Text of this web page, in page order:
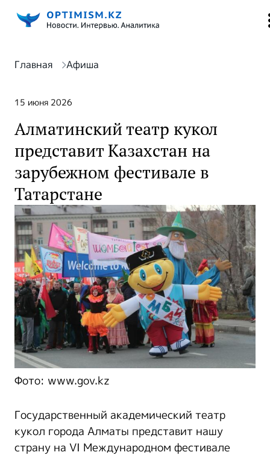
Главная Афиша
15 июня 2026
Алматинский театр кукол
представит Казахстан на
зарубежном фестивале в
Татарстане
Фото: www.gov.kz
Государственный академический театр
кукол города Алматы представит нашу
страну на VI Международном фестивале